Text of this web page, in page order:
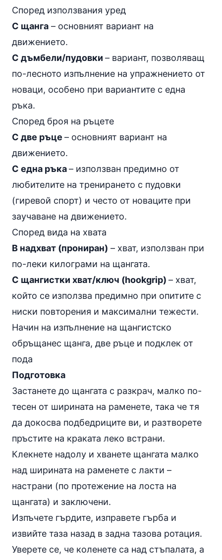
Според използвания уред
С щанга – основният вариант на
движението.
С дъмбели/пудовки – вариант, позволяващ
по-лесното изпълнение на упражнението от
новаци, особено при вариантите с една
ръка.
Според броя на ръцете
С две ръце – основният вариант на
движението.
С една ръка– използван предимно от
любителите на тренирането с пудовки
(гиревой спорт) и често от новаците при
заучаване на движението.
Според вида на хвата
В надхват (прониран) – хват, използван при
по-леки килограми на щангата.
С щангистки хват/ключ (hookgrip) – хват,
който се използва предимно при опитите с
ниски повторения и максимални тежести.
Начин на изпълнение на щангистско
обръщанес щанга, две ръце и подклек от
пода
Подготовка
Застанете до щангата с разкрач, малко по-
тесен от ширината на раменете, така че тя
да докосва подбедриците ви, и разтворете
пръстите на краката леко встрани.
Клекнете надолу и хванете щангата малко
над ширината на раменете с лакти –
настрани (по протежение на лоста на
щангата) и заключени.
Изпъчете гърдите, изправете гърба и
извийте таза назад в задна тазова ротация.
Уверете се, че коленете са над стъпалата, а